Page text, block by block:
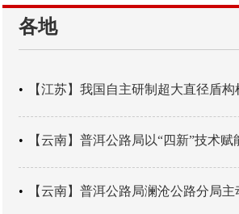
各地
【江苏】我国自主研制超大直径盾构机“南湖号”在
【云南】普洱公路局以“四新”技术赋能
【云南】普洱公路局澜沧公路分局主动防御成功处置214国道山体